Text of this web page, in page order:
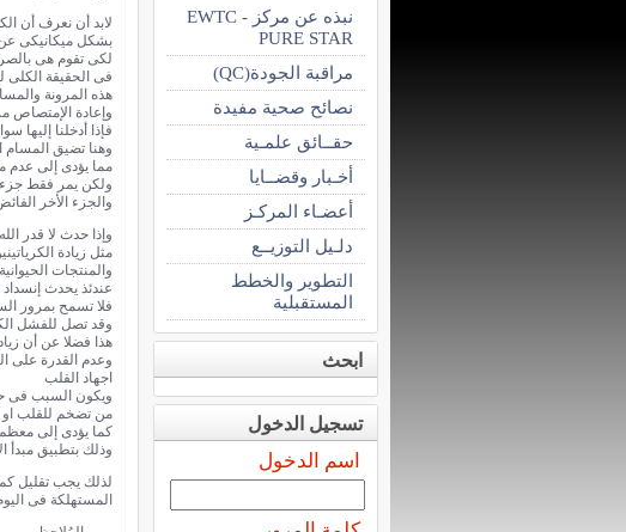
لابد أن نعرف أن
بشكل ميكانيكى
لكى تقوم هى
فى الحقيقة
هذه المرونة
وإعادة الإمتصاص
فإذا أدخلنا إليها
وهنا تضيق المسام
مما يؤدى إلى عدم
ولكن يمر فقط
والجزء الأخر
وإذا حدث لا قدر
مثل زيادة
والمنتجات
عندئذ يحدث
فلا تسمح بمرور
وقد تصل للفشل
هذا فضلا عن أن
وعدم القدرة على
اجهاد القلب
ويكون السبب فى
من تضخم للقلب او
كما يؤدى إلى
وذلك بتطبيق مبدأ
لذلك يجب تقليل
المستهلكة فى
نبذه عن مركز EWTC -
PURE STAR
مراقبة الجودة(QC)
نصائح صحية مفيدة
حقــائق علمـية
أخـبار وقضــايا
أعضـاء المركـز
دلـيل التوزيــع
التطوير والخطط
المستقبلية
ابحث
تسجيل الدخول
اسم الدخول